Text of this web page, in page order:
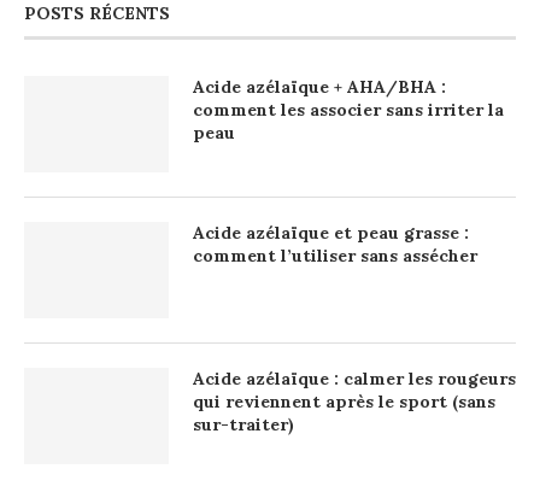
POSTS RÉCENTS
Acide azélaïque + AHA/BHA :
comment les associer sans irriter la
peau
Acide azélaïque et peau grasse :
comment l’utiliser sans assécher
Acide azélaïque : calmer les rougeurs
qui reviennent après le sport (sans
sur-traiter)